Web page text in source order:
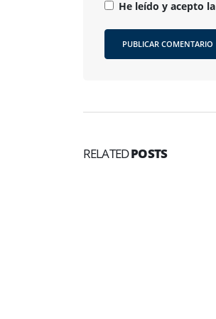
He leído y acepto la
RELATEDPOSTS